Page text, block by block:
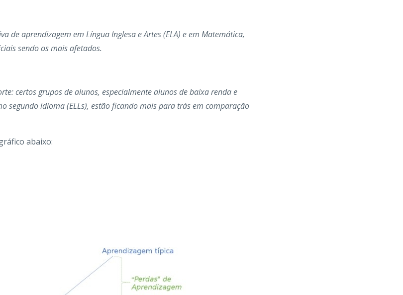
de aprendizagem em Língua Inglesa e Artes (ELA) e em Matemática,
sendo os mais afetados.
certos grupos de alunos, especialmente alunos de baixa renda e
segundo idioma (ELLs), estão ficando mais para trás em comparação
abaixo: